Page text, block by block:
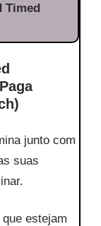
Timed
junto com
suas
estejam